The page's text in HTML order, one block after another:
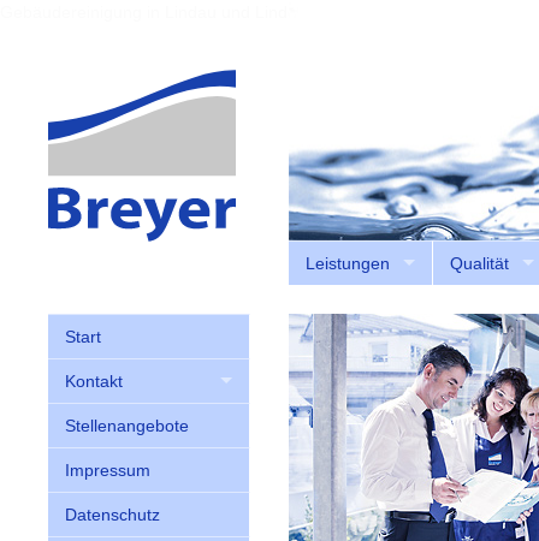
Leistungen Qualität
Start
Kontakt
Stellenangebote
Impressum
Datenschutz